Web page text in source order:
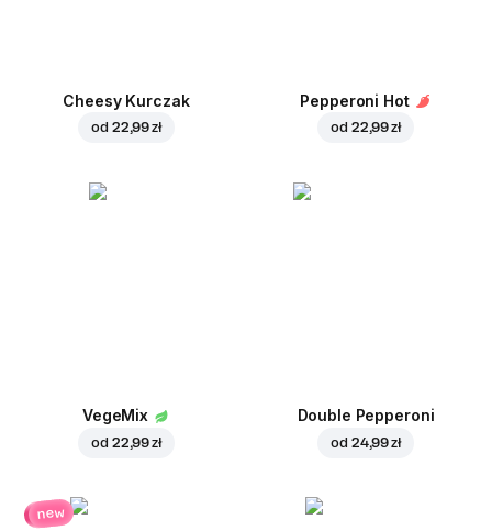
Cheesy Kurczak
od 22,99 zł
Pepperoni Hot
od 22,99 zł
VegeMix
od 22,99 zł
Double Pepperoni
od 24,99 zł
new